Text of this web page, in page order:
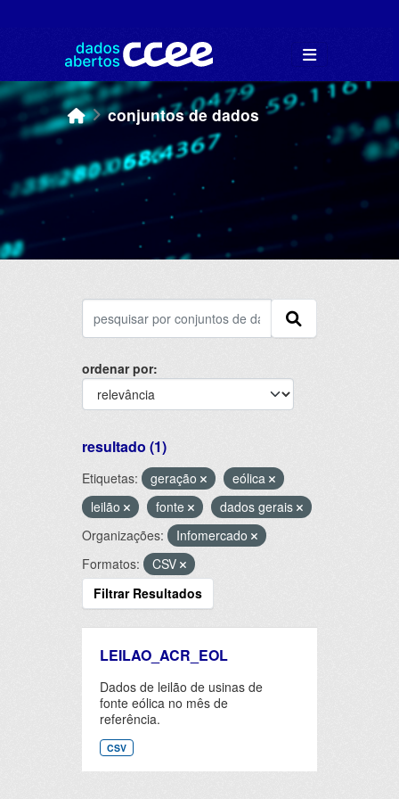
conjuntos de dados
ordenar por
resultado (1)
Etiquetas: geração
eólica
leilão
fonte
dados gerais
Organizações:
Infomercado
Formatos:
CSV
Filtrar Resultados
LEILAO_ACR_EOL
Dados de leilão de usinas de
fonte eólica no mês de
referência.
CSV